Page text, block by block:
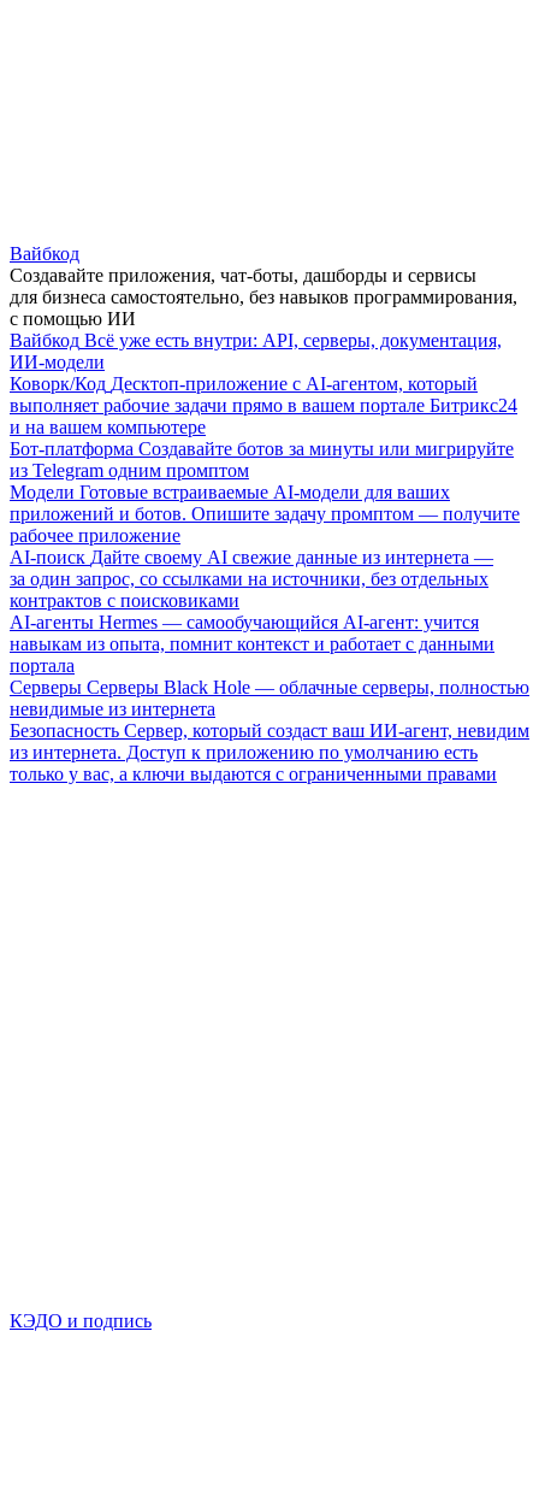
Вайбкод
Создавайте приложения, чат-боты, дашборды и сервисы
для бизнеса самостоятельно, без навыков программирования,
с помощью ИИ
Вайбкод Всё уже есть внутри: API, серверы, документация,
ИИ-модели
Коворк/Код Десктоп-приложение с AI-агентом, который
выполняет рабочие задачи прямо в вашем портале Битрикс24
и на вашем компьютере
Бот-платформа Создавайте ботов за минуты или мигрируйте
из Telegram одним промптом
Модели Готовые встраиваемые AI-модели для ваших
приложений и ботов. Опишите задачу промптом — получите
рабочее приложение
AI-поиск Дайте своему AI свежие данные из интернета —
за один запрос, со ссылками на источники, без отдельных
контрактов с поисковиками
AI-агенты Hermes — самообучающийся AI-агент: учится
навыкам из опыта, помнит контекст и работает с данными
портала
Серверы Серверы Black Hole — облачные серверы, полностью
невидимые из интернета
Безопасность Сервер, который создаст ваш ИИ-агент, невидим
из интернета. Доступ к приложению по умолчанию есть
только у вас, а ключи выдаются с ограниченными правами
КЭДО и подпись